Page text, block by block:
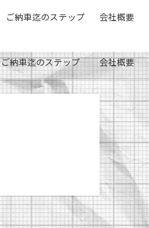
ご納車迄のステップ 会社概要
ご納車迄のステップ 会社概要